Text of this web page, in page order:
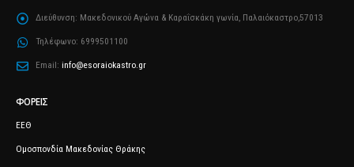
Διεύθυνση: Μακεδονικού Αγώνα & Καραΐσκάκη γωνία, Παλαιόκαστρο,57013
Τηλέφωνο: 6999501100
Email: info@esoraiokastro.gr
ΦΟΡΕΊΣ
ΕΕΘ
Ομοσπονδία Μακεδονίας Θράκης